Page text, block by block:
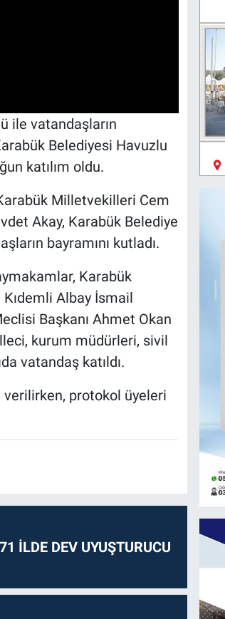
ile vatandaşların
Belediyesi Havuzlu
katılım oldu.
Milletvekilleri Cem
Akay, Karabük Belediye
bayramını kutladı.
Karabük
Albay İsmail
Başkanı Ahmet Okan
kurum müdürleri, sivil
vatandaş katıldı.
verilirken, protokol üyeleri
İLDE DEV UYUŞTURUCU